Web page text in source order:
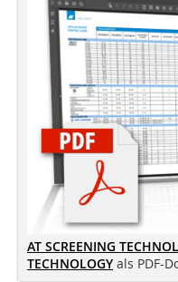
AT SCREENING
TECHNOLOGY als PDF-